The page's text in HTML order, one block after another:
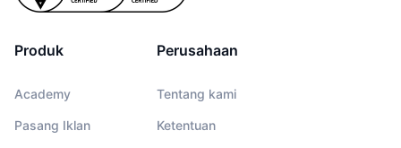
Produk
Academy
Pasang Iklan
Perusahaan
Tentang kami
Ketentuan